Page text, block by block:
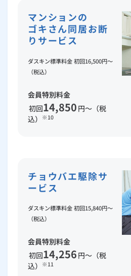
マンションの
ゴキさん同居お断
りサービス
ダスキン標準料金 初回16,500円～
（税込）
会員特別料金
初回14,850 円～（税
込）
※10
チョウバエ駆除サ
ービス
ダスキン標準料金 初回15,840円～
（税込）
会員特別料金
初回14,256 円～（税
込）
※11